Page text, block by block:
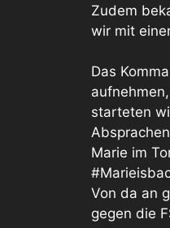
Zudem
wir mit
Das
starteten
Marie im
Von da an
gegen die